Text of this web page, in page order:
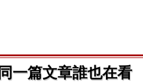
同一篇文章誰也在看